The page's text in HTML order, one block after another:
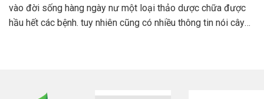
vào đời sống hàng ngày nư một loại thảo dược chữa được
hầu hết các bệnh. tuy nhiên cũng có nhiều thông tin nói cây